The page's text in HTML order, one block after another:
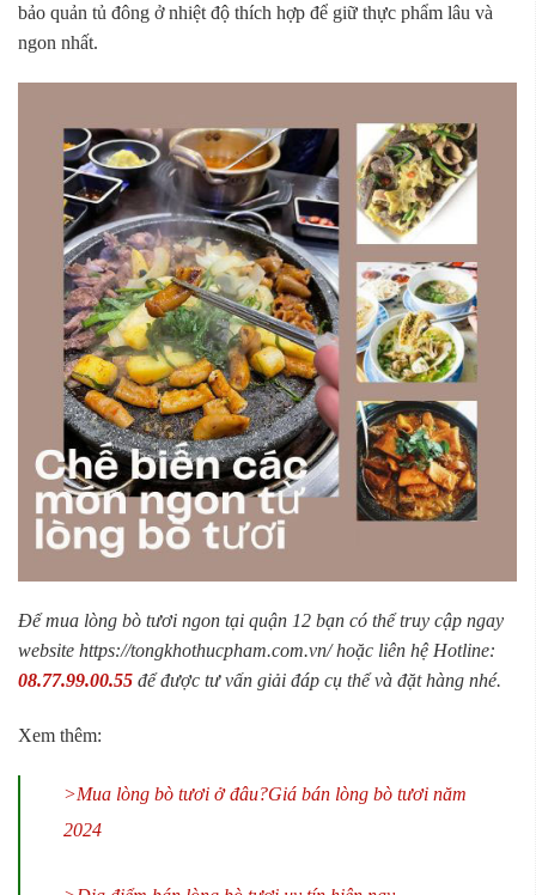
bảo quản tủ đông ở nhiệt độ thích hợp để giữ thực phẩm lâu và
ngon nhất.
Để mua lòng bò tươi ngon tại quận 12 bạn có thể truy cập ngay
website https://tongkhothucpham.com.vn/ hoặc liên hệ Hotline:
08.77.99.00.55 để được tư vấn giải đáp cụ thể và đặt hàng nhé.
Xem thêm:
>Mua lòng bò tươi ở đâu?Giá bán lòng bò tươi năm
2024